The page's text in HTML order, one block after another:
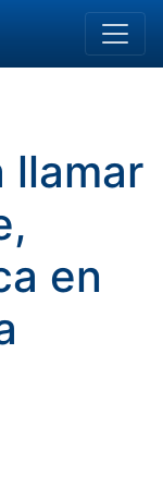
llamar
en